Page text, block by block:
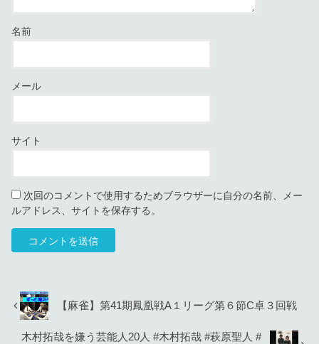
名前
メール
サイト
次回のコメントで使用するためブラウザーに自分の名前、メー
ルアドレス、サイトを保存する。
【麻雀】第41期鳳凰戦A１リーグ第６節C卓３回戦
木村拓哉を嫌う芸能人20人 #木村拓哉 #萩原聖人 #